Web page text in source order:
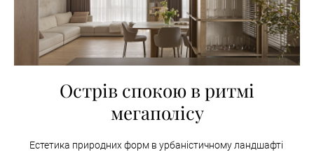
Острів спокою в ритмі
мегаполісу
Естетика природних форм в урбаністичному ландшафті